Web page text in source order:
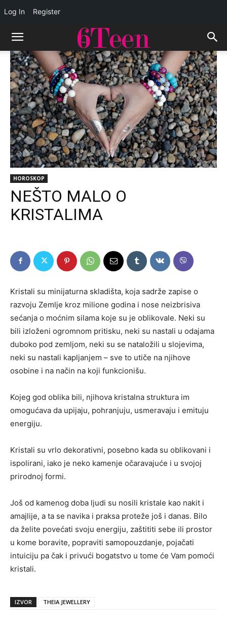
HOROSKOP
NEŠTO MALO O
KRISTALIMA
Kristali su minijaturna skladišta, koja sadrže zapise o
razvoju Zemlje kroz milione godina i nose neizbrisiva
sećanja o moćnim silama koje su je oblikovale. Neki su
bili izloženi ogromnom pritisku, neki su nastali u odajama
duboko pod zemljom, neki su se nataložili u slojevima,
neki su nastali kapljanjem – sve to utiče na njihove
osobine i na način na koji funkcionišu.
Kojeg god oblika bili, njihova kristalna struktura im
omogućava da upijaju, pohranjuju, usmeravaju i emituju
energiju.
Kristali su vrlo dekorativni, posebno kada su oblikovani i
ispolirani, iako je neko kamenje očaravajuće i u svojoj
prirodnoj formi.
Još od kamenog doba ljudi su nosili kristale kao nakit i
amajlije, a ta se navika i praksa proteže još i danas. Bilo
da želite povećati svoju energiju, zaštititi sebe ili prostor
u kome boravite, popraviti samopouzdanje, pojačati
intuiciju pa čak i privući bogatstvo u tome će Vam pomoći
kristali.
IZVOR THEIA JEWELLERY
Log In Register